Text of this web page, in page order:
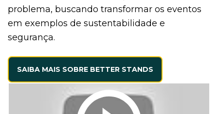
problema, buscando transformar os eventos
em exemplos de sustentabilidade e
segurança.
SAIBA MAIS SOBRE BETTER STANDS